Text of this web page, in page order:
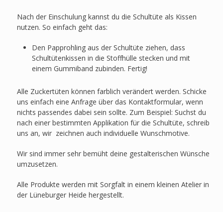
Nach der Einschulung kannst du die Schultüte als Kissen
nutzen. So einfach geht das:
Den Papprohling aus der Schultüte ziehen, dass
Schultütenkissen in die Stoffhülle stecken und mit
einem Gummiband zubinden. Fertig!
Alle Zuckertüten können farblich verändert werden. Schicke
uns einfach eine Anfrage über das Kontaktformular, wenn
nichts passendes dabei sein sollte. Zum Beispiel: Suchst du
nach einer bestimmten Applikation für die Schultüte, schreib
uns an, wir zeichnen auch individuelle Wunschmotive.
Wir sind immer sehr bemüht deine gestalterischen Wünsche
umzusetzen.
Alle Produkte werden mit Sorgfalt in einem kleinen Atelier in
der Lüneburger Heide hergestellt.